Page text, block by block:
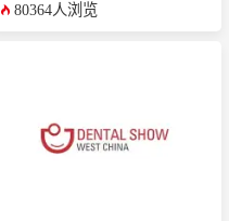
80364人浏览